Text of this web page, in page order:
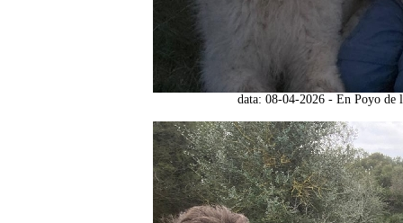
data: 08-04-2026 - En Poyo de